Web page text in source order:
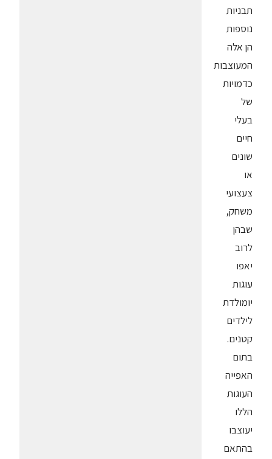
תבניות
נוספות
הן אלה
המעוצבות
כדמויות
של
בעלי
חיים
שונים
או
צעצועי
משחק,
שבהן
לרוב
יאפו
עוגות
יומולדת
לילדים
קטנים.
בתום
האפייה
העוגות
הללו
יעוצבו
בהתאם